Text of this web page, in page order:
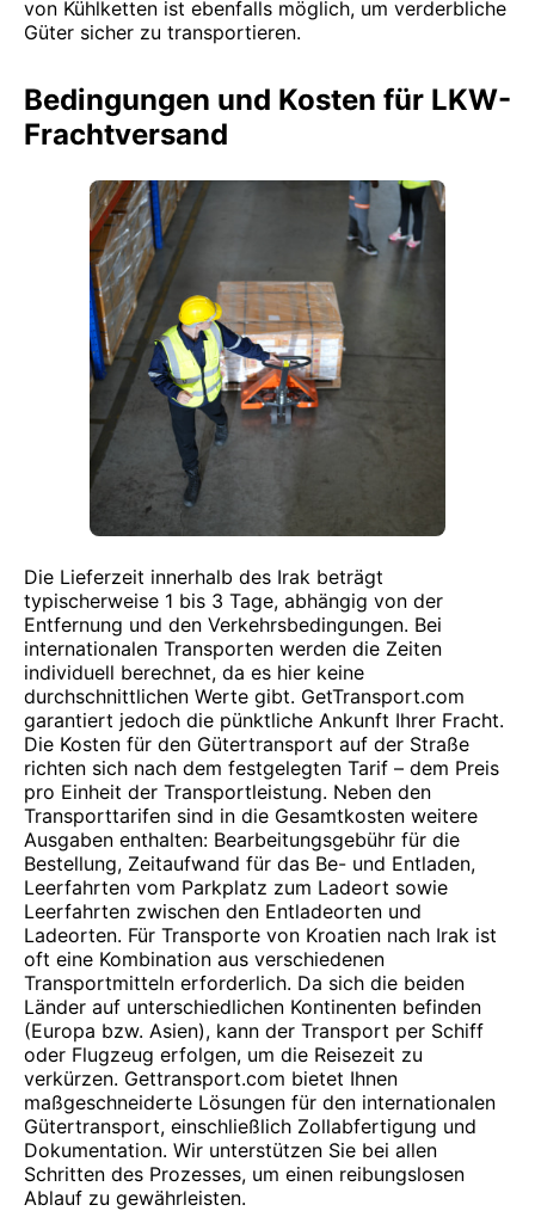
von Kühlketten ist ebenfalls möglich, um verderbliche
Güter sicher zu transportieren.
Bedingungen und Kosten für LKW-
Frachtversand
Die Lieferzeit innerhalb des Irak beträgt
typischerweise 1 bis 3 Tage, abhängig von der
Entfernung und den Verkehrsbedingungen. Bei
internationalen Transporten werden die Zeiten
individuell berechnet, da es hier keine
durchschnittlichen Werte gibt. GetTransport.com
garantiert jedoch die pünktliche Ankunft Ihrer Fracht.
Die Kosten für den Gütertransport auf der Straße
richten sich nach dem festgelegten Tarif – dem Preis
pro Einheit der Transportleistung. Neben den
Transporttarifen sind in die Gesamtkosten weitere
Ausgaben enthalten: Bearbeitungsgebühr für die
Bestellung, Zeitaufwand für das Be- und Entladen,
Leerfahrten vom Parkplatz zum Ladeort sowie
Leerfahrten zwischen den Entladeorten und
Ladeorten. Für Transporte von Kroatien nach Irak ist
oft eine Kombination aus verschiedenen
Transportmitteln erforderlich. Da sich die beiden
Länder auf unterschiedlichen Kontinenten befinden
(Europa bzw. Asien), kann der Transport per Schiff
oder Flugzeug erfolgen, um die Reisezeit zu
verkürzen. Gettransport.com bietet Ihnen
maßgeschneiderte Lösungen für den internationalen
Gütertransport, einschließlich Zollabfertigung und
Dokumentation. Wir unterstützen Sie bei allen
Schritten des Prozesses, um einen reibungslosen
Ablauf zu gewährleisten.